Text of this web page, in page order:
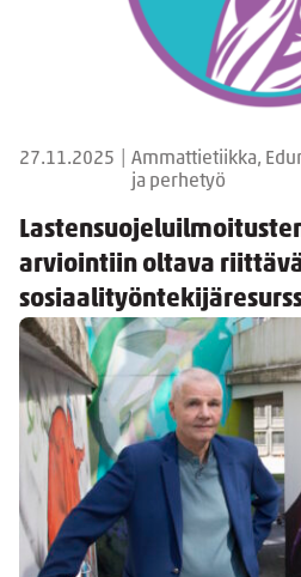
27.11.2025
Ammattietiikka,
ja perhetyö
arviointiin oltava